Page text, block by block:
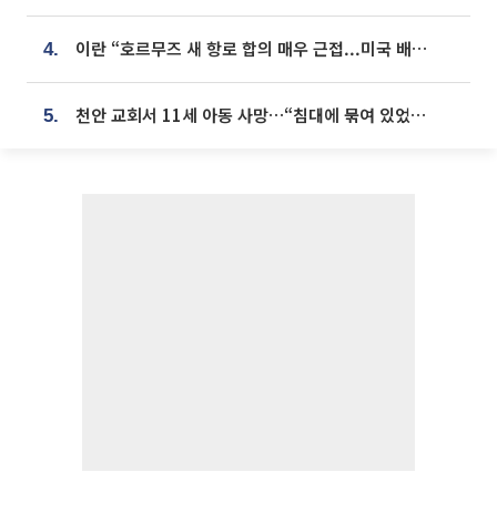
4. 이란 “호르무즈 새 항로 합의 매우 근접...미국 배상 먼저”
5. 천안 교회서 11세 아동 사망…“침대에 묶여 있었다” 진술 확보